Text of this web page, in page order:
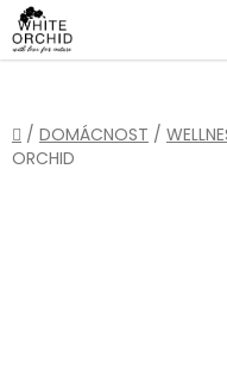
Přejít
na
obsah
Domů
/ DOMÁCNOST /
ORCHID